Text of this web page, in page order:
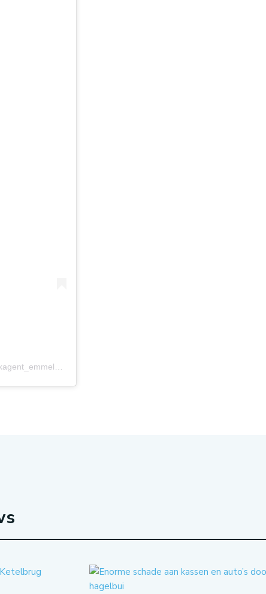
Een bericht gedeeld door Wijkagent Sander te Vaarwerk (@wijkagent_emmeloord_centrum)